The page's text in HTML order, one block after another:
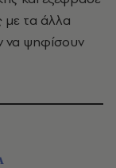
με τα άλλα
να ψηφίσουν